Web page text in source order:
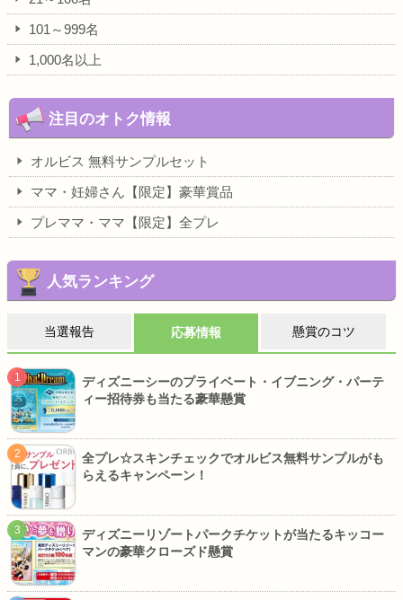
101～999名
1,000名以上
注目のオトク情報
オルビス 無料サンプルセット
ママ・妊婦さん【限定】豪華賞品
プレママ・ママ【限定】全プレ
人気ランキング
当選報告 応募情報 懸賞のコツ
ディズニーシーのプライベート・イブニング・パーテ
ィー招待券も当たる豪華懸賞
全プレ☆スキンチェックでオルビス無料サンプルがも
らえるキャンペーン！
ディズニーリゾートパークチケットが当たるキッコー
マンの豪華クローズド懸賞